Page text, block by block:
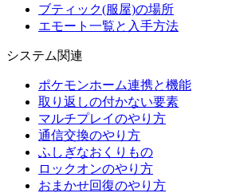
ブティック(服屋)の場所
エモート一覧と入手方法
システム関連
ポケモンホーム連携と機能
取り返しの付かない要素
マルチプレイのやり方
通信交換のやり方
ふしぎなおくりもの
ロックオンのやり方
おまかせ回復のやり方